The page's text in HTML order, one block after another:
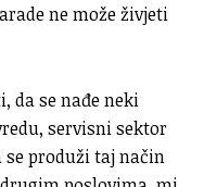
ne može živjeti
da se nađe neki
servisni sektor
produži taj način